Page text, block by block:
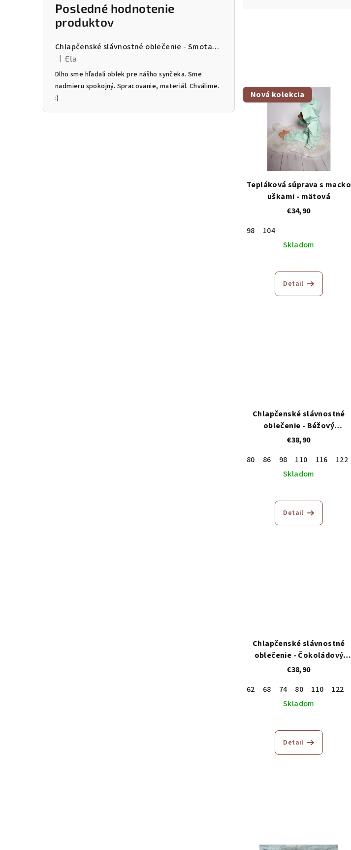
Posledné hodnotenie
produktov
Chlapčenské slávnostné oblečenie - Smotanový trojkomplet
Hodnotenie produktu je 5 z 5 hviezdičiek.
| Ela
Dlho sme hľadali oblek pre nášho synčeka. Sme
nadmieru spokojný. Spracovanie, materiál. Chválime.
:)
Nová kolekcia
Tepláková súprava s macko
uškami - mätová
€34,90
98
104
Skladom
hodnotenie
produktu
je
Detail
Chlapčenské slávnostné
oblečenie - Béžový
trojkomplet
€38,90
80
86 98 110 116
122
Skladom
Detail
Chlapčenské slávnostné
oblečenie - Čokoládový
hnedý trojkomplet
€38,90
62
68 74 80 110 122
Skladom
Detail